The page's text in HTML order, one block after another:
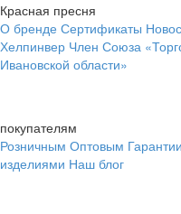
Красная пресня
О бренде Сертификаты
Хелпинвер Член Союза
Ивановской области»
покупателям
Розничным Оптовым
изделиями Наш блог